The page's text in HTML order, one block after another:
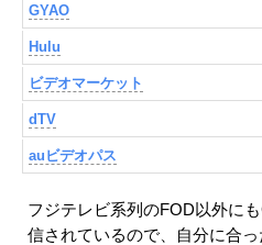
GYAO
Hulu
ビデオマーケット
dTV
auビデオパス
フジテレビ系列のFOD以外に
信されているので、自分に合